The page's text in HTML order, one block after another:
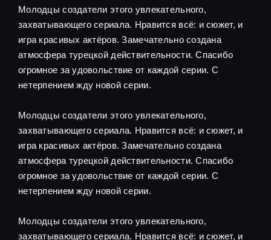
Молодцы создатели этого увлекательного,
захватывающего сериала. Нравится всё: и сюжет, и
игра красивых актёров. Замечательно создана
атмосфера турецкой действительности. Спасибо
огромное за удовольствие от каждой серии. С
нетерпением жду новой серии.
Молодцы создатели этого увлекательного,
захватывающего сериала. Нравится всё: и сюжет, и
игра красивых актёров. Замечательно создана
атмосфера турецкой действительности. Спасибо
огромное за удовольствие от каждой серии. С
нетерпением жду новой серии.
Молодцы создатели этого увлекательного,
захватывающего сериала. Нравится всё: и сюжет, и